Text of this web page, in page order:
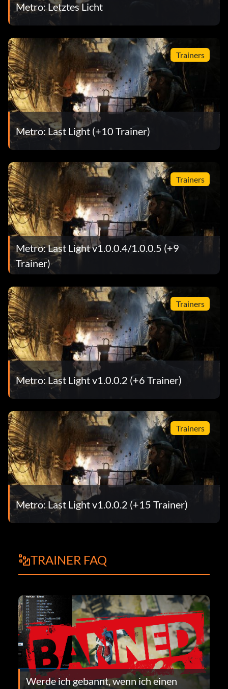
Metro: Letztes Licht
Trainers
Metro: Last Light (+10 Trainer)
Trainers
Metro: Last Light v1.0.0.4/1.0.0.5 (+9
Trainer)
Trainers
Metro: Last Light v1.0.0.2 (+6 Trainer)
Trainers
Metro: Last Light v1.0.0.2 (+15 Trainer)
TRAINER FAQ
Werde ich gebannt, wenn ich einen